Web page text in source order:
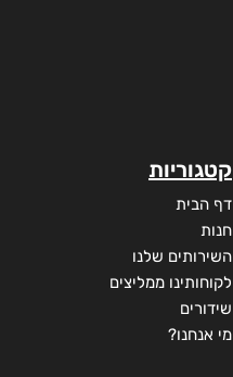
קטגוריות
דף הבית
חנות
השירותים שלנו
לקוחותינו ממליצים
שידורים
מי אנחנו?